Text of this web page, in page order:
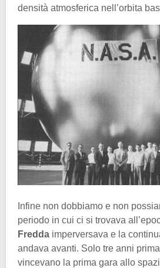
densità atmosferica nell’orbita
Infine non dobbiamo e non
periodo in cui ci si trovava
Fredda imperversava e la
andava avanti. Solo tre anni
vincevano la prima gara allo